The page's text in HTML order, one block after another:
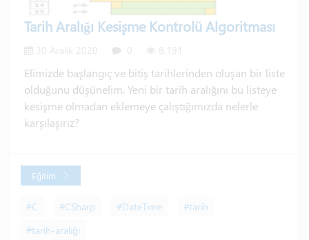
Tarih Aralığı Kesişme Kontrolü Algoritması
30 Aralık 2020 0 8.191
Elimizde başlangıç ve bitiş tarihlerinden oluşan bir liste
olduğunu düşünelim. Yeni bir tarih aralığını bu listeye
kesişme olmadan eklemeye çalıştığımızda nelerle
karşılaşırız?
Eğitim
#C #CSharp #DateTime
#tarih
#tarih-aralığı